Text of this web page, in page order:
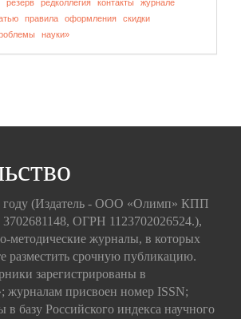
резерв редколлегия контакты
журнале
правила оформления
скидки
науки»
году (Издатель - ООО «Олимп» КПП
ОГРН 1123702026524.),
методические журналы, в которых
разместить срочную публикацию.
зарегистрированы в
журналам присвоен номер ISSN;
базу Российского индекса научного